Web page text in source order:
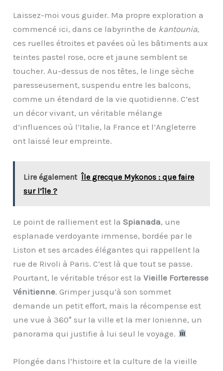
Laissez-moi vous guider. Ma propre exploration a
commencé ici, dans ce labyrinthe de kantounia,
ces ruelles étroites et pavées où les bâtiments aux
teintes pastel rose, ocre et jaune semblent se
toucher. Au-dessus de nos têtes, le linge sèche
paresseusement, suspendu entre les balcons,
comme un étendard de la vie quotidienne. C’est
un décor vivant, un véritable mélange
d’influences où l’Italie, la France et l’Angleterre
ont laissé leur empreinte.
Lire également Île grecque Mykonos : que faire
sur l’île ?
Le point de ralliement est laSpianada, une
esplanade verdoyante immense, bordée par le
Liston et ses arcades élégantes qui rappellent la
rue de Rivoli à Paris. C’est là que tout se passe.
Pourtant, le véritable trésor est laVieille Forteresse
Vénitienne. Grimper jusqu’à son sommet
demande un petit effort, mais la récompense est
une vue à 360° sur la ville et la mer Ionienne, un
panorama qui justifie à lui seul le voyage.
Plongée dans l’histoire et la culture de la vieille